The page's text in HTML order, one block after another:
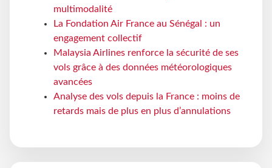
multimodalité
La Fondation Air France au Sénégal : un
engagement collectif
Malaysia Airlines renforce la sécurité de ses
vols grâce à des données météorologiques
avancées
Analyse des vols depuis la France : moins de
retards mais de plus en plus d’annulations